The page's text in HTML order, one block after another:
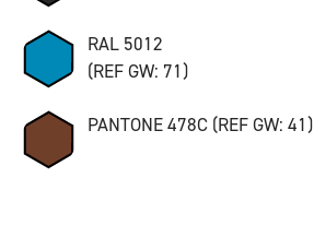
RAL 5012
(REF GW: 71)
PANTONE 478C (REF GW: 41)